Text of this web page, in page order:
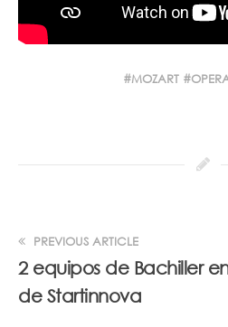
MOZART
PREVIOUS ARTICLE
2 equipos de Bachiller
de Startinnova